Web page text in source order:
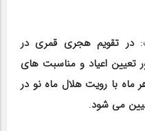
در تقویم هجری قمری در
تعیین اعیاد و مناسبت های
با رویت هلال ماه نو در
.